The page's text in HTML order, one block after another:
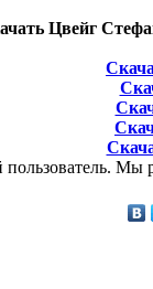
Цвейг